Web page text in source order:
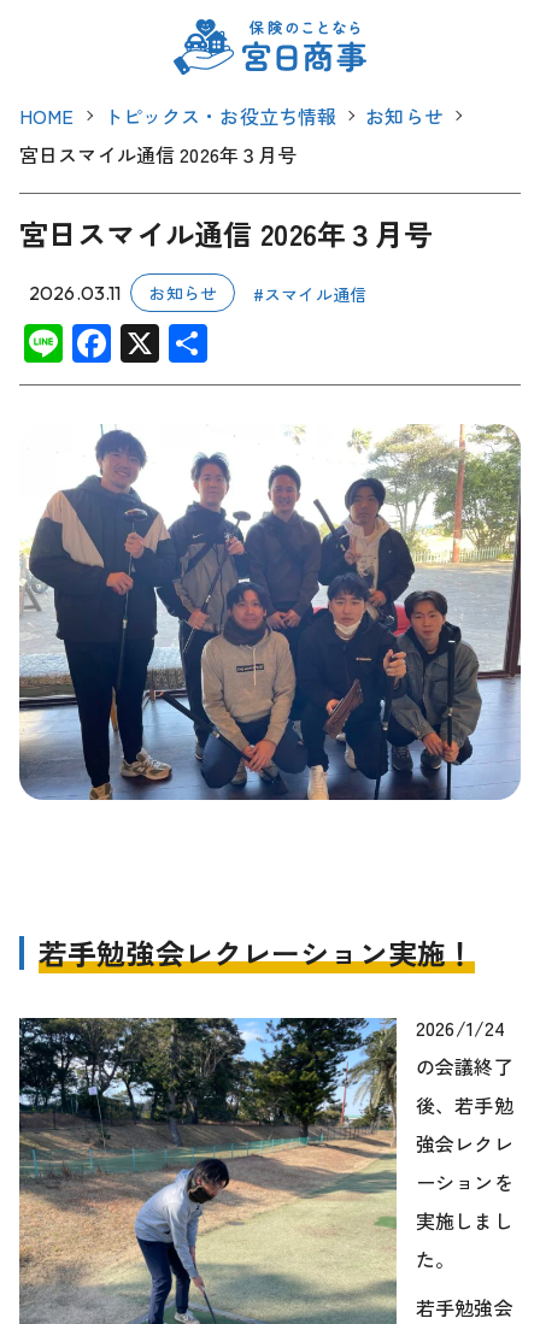
HOME トピックス・お役立ち情報
お知らせ
宮日スマイル通信 2026年３月号
宮日スマイル通信 2026年３月号
2026.03.11 お知らせ #スマイル通信
Li
n
F
ac
e
b
o
o
k
X
有
若手勉強会レクレーション実施！
2026/1/24
の会議終了
後、若手勉
強会レクレ
ーションを
実施しまし
た。
若手勉強会